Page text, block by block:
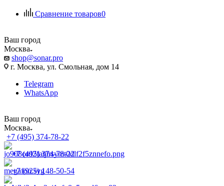
Сравнение товаров0
Ваш город
Москва
shop@sonar.pro
г. Москва, ул. Смольная, дом 14
Telegram
WhatsApp
Ваш город
Москва
+7 (495) 374-78-22
+7 (495) 374-78-22
+7 (925) 148-50-54